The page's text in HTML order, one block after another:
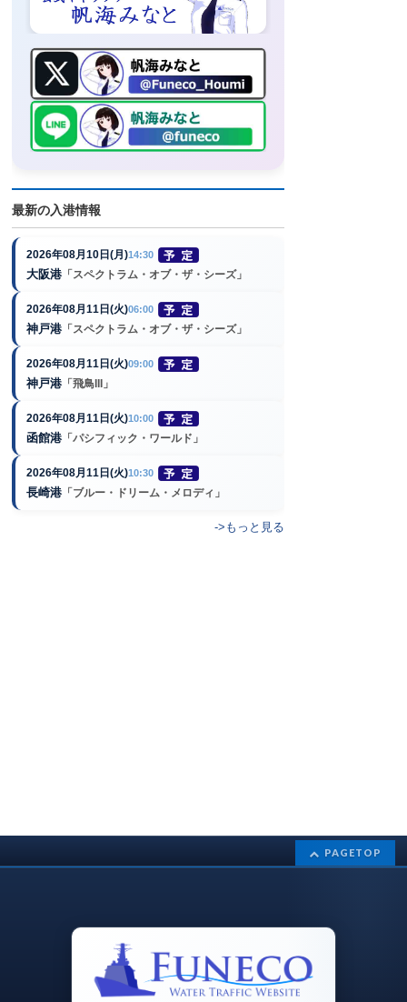
最新の入港情報
2026年08月10日(月)14:30
大阪港 「スペクトラム・オブ・ザ・シーズ」
2026年08月11日(火)06:00
神戸港 「スペクトラム・オブ・ザ・シーズ」
2026年08月11日(火)09:00
神戸港 「飛鳥III」
2026年08月11日(火)10:00
函館港 「パシフィック・ワールド」
2026年08月11日(火)10:30
長崎港 「ブルー・ドリーム・メロディ」
->もっと見る
PAGETOP